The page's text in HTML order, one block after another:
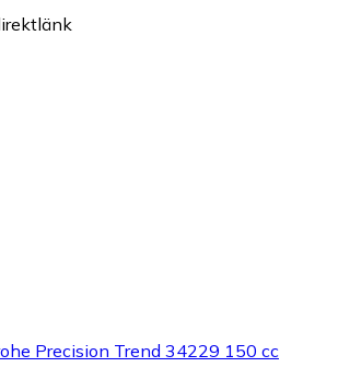
Precision Trend 34229 150 cc